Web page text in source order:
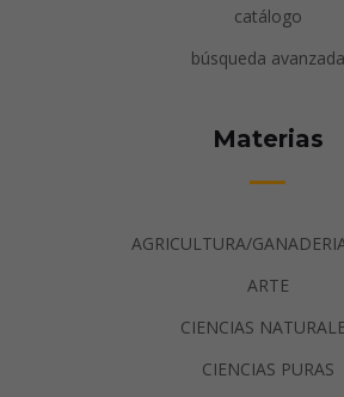
catálogo
búsqueda avanzada
Materias
AGRICULTURA/
ARTE
CIENCIAS
CIENCIAS PURAS